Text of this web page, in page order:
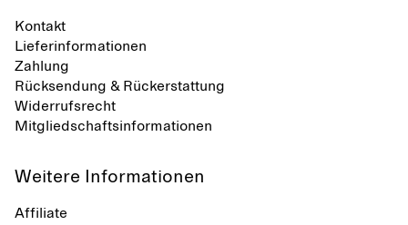
Kontakt
Lieferinformationen
Zahlung
Rücksendung & Rückerstattung
Widerrufsrecht
Mitgliedschaftsinformationen
Weitere Informationen
Affiliate